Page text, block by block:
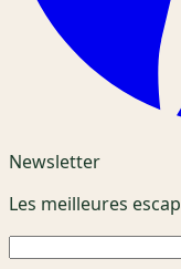
Newsletter
Les meilleures